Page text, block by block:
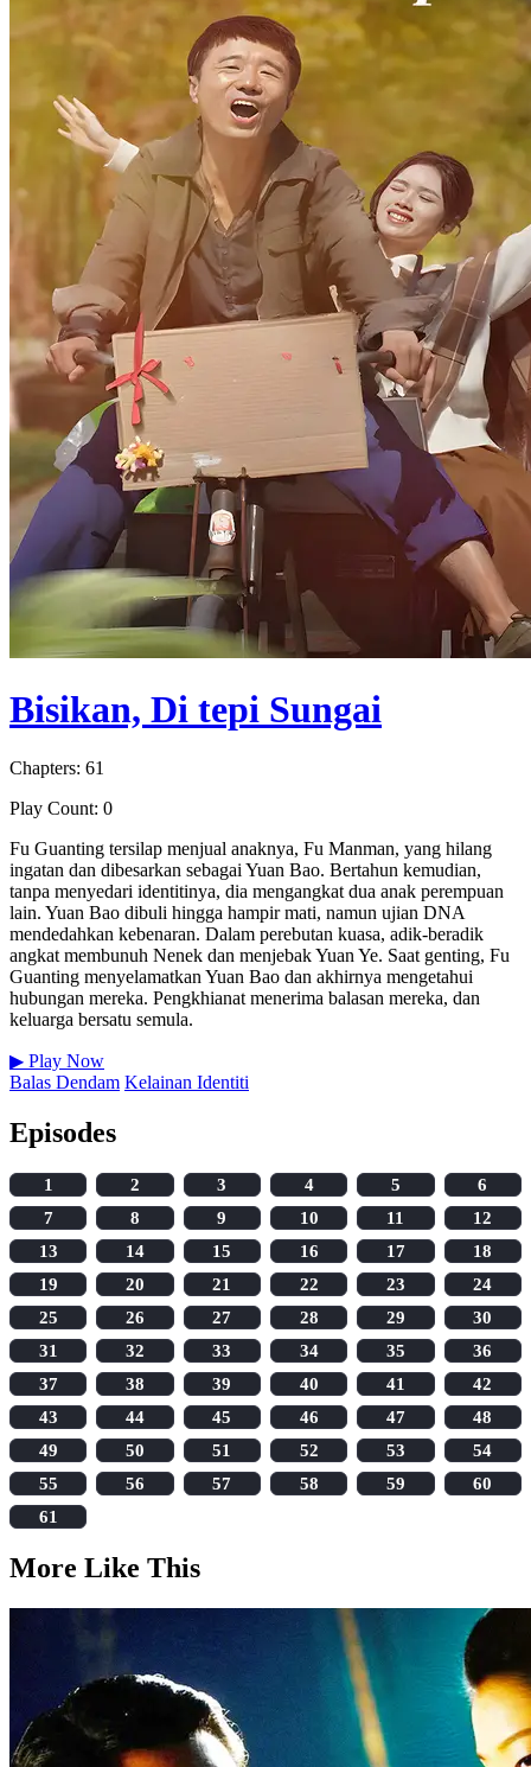
Bisikan, Di tepi Sungai
Chapters: 61
Play Count: 0
Fu Guanting tersilap menjual anaknya, Fu Manman, yang hilang
ingatan dan dibesarkan sebagai Yuan Bao. Bertahun kemudian,
tanpa menyedari identitinya, dia mengangkat dua anak perempuan
lain. Yuan Bao dibuli hingga hampir mati, namun ujian DNA
mendedahkan kebenaran. Dalam perebutan kuasa, adik-beradik
angkat membunuh Nenek dan menjebak Yuan Ye. Saat genting, Fu
Guanting menyelamatkan Yuan Bao dan akhirnya mengetahui
hubungan mereka. Pengkhianat menerima balasan mereka, dan
keluarga bersatu semula.
▶ Play Now
Balas Dendam Kelainan Identiti
Episodes
1 2 3 4 5
6
7
8 9 10 11
12
13
14 15 16 17
18
19
20 21 22 23
24
25
26 27 28 29
30
31
32 33 34 35
36
37
38 39 40 41
42
43
44 45 46 47
48
49
50 51 52 53
54
55
56 57 58 59
60
61
More Like This